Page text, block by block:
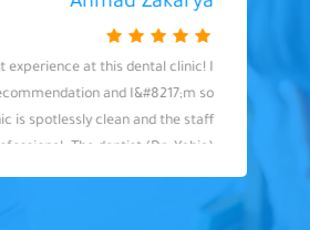
experience at this dental clinic! I
recommendation and I&#8217;m so
is spotlessly clean and the staff
professional. The dentist (Dr. Yahia)
skilled, and so friendly. I
care of throughout my visit. Highly